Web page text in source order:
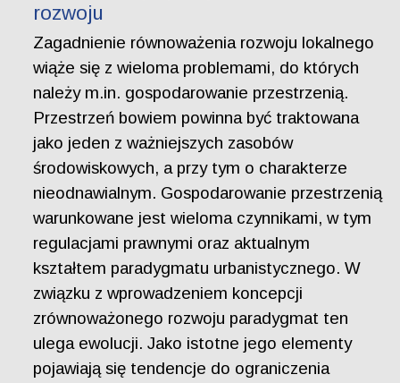
rozwoju
Zagadnienie równoważenia rozwoju lokalnego
wiąże się z wieloma problemami, do których
należy m.in. gospodarowanie przestrzenią.
Przestrzeń bowiem powinna być traktowana
jako jeden z ważniejszych zasobów
środowiskowych, a przy tym o charakterze
nieodnawialnym. Gospodarowanie przestrzenią
warunkowane jest wieloma czynnikami, w tym
regulacjami prawnymi oraz aktualnym
kształtem paradygmatu urbanistycznego. W
związku z wprowadzeniem koncepcji
zrównoważonego rozwoju paradygmat ten
ulega ewolucji. Jako istotne jego elementy
pojawiają się tendencje do ograniczenia